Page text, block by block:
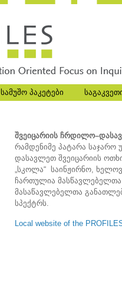
სამუშო პაკეტები
შვეიცარიის
რამდენიმე პატარა საჯარო
დასავლეთ შვეიცარიის
„სკოლა“ საინჟირნო,
ჩართულია მასწავლებელთა
მასაწავლებელთა
სპექტრს.
Local website of the